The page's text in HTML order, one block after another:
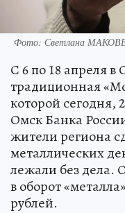
Фото: Светлана
С 6 по 18 апреля
традиционная
которой сегодня,
Омск Банка
жители региона
металлических
лежали без дела.
в оборот
рублей.